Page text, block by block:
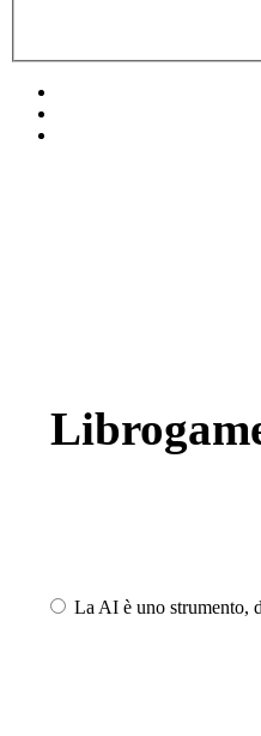
La AI è uno strumento,